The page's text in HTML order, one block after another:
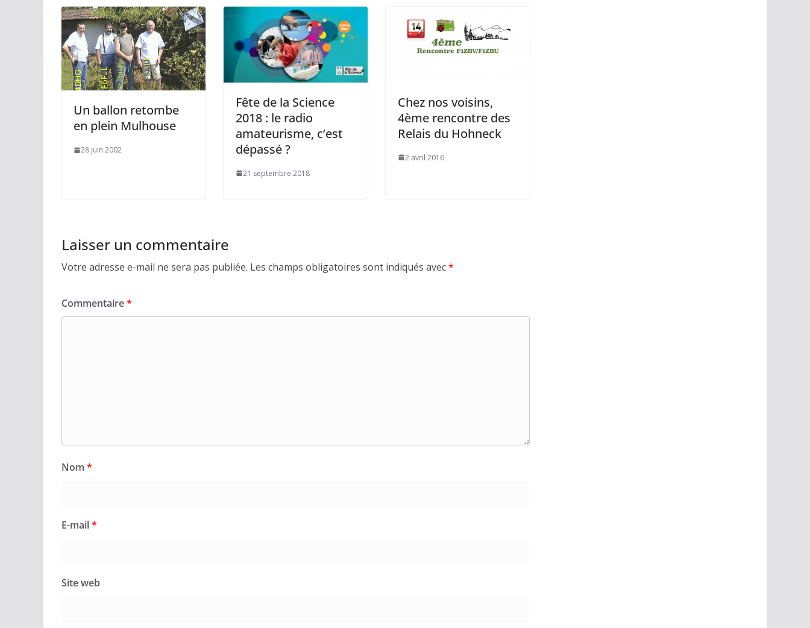
Un ballon retombe
en plein Mulhouse
28 juin 2002
Fête de la Science
2018 : le radio
amateurisme, c’est
dépassé ?
21 septembre 2018
Chez nos voisins,
4ème rencontre des
Relais du Hohneck
2 avril 2016
Laisser un commentaire
Votre adresse e-mail ne sera pas publiée. Les champs obligatoires sont indiqués avec*
Commentaire*
Nom *
E-mail*
Site web